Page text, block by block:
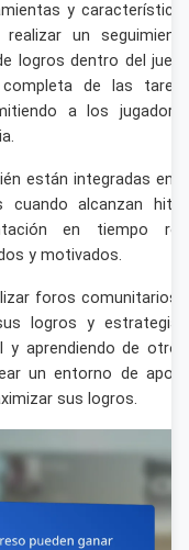
y
un
logros dentro del
de las
a los
están integradas en
cuando alcanzan
en tiempo
y motivados.
foros comunitarios
logros y
y aprendiendo de
un entorno de
sus logros.